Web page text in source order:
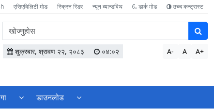
एसिएबिलिटी मोड स्क्रिन रिडर न्यून व्यान्डविथ डार्क मोड उच्च कन्ट्रास्ट
वेबसाइटमा
सामग्री
खोज्नुहोस
शुक्रबार, श्रावण २२, २०८३ ०४:०२ A- A A+
डाउनलोड